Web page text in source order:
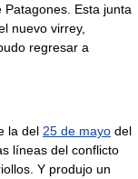
Esta junta
nuevo virrey,
regresar a
la del 25 de mayo del
líneas del conflicto
Y produjo un